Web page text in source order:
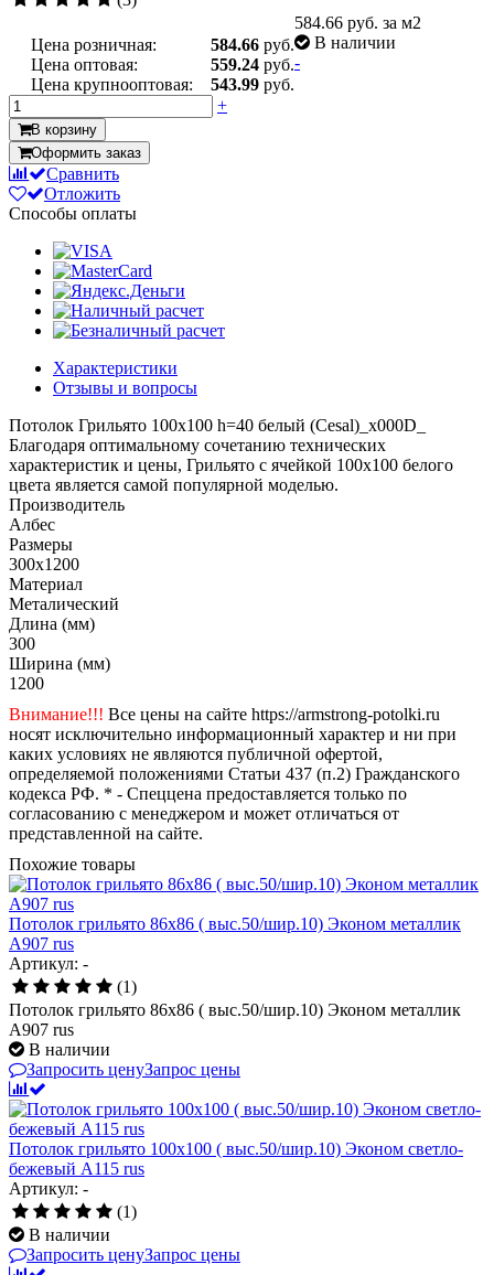
Цена розничная: 584.66 руб.
Цена оптовая:
559.24 руб.
Цена крупнооптовая:
543.99 руб.
584.66 руб. за м2
В наличии
-
+
В корзину
Оформить заказ
Сравнить
Отложить
Способы оплаты
Характеристики
Отзывы и вопросы
Потолок Грильято 100x100 h=40 белый (Cesal)_x000D_
Благодаря оптимальному сочетанию технических
характеристик и цены, Грильято с ячейкой 100х100 белого
цвета является самой популярной моделью.
Производитель
Албес
Размеры
300x1200
Материал
Металический
Длина (мм)
300
Ширина (мм)
1200
Внимание!!! Все цены на сайте https://armstrong-potolki.ru
носят исключительно информационный характер и ни при
каких условиях не являются публичной офертой,
определяемой положениями Статьи 437 (п.2) Гражданского
кодекса РФ. * - Спеццена предоставляется только по
согласованию с менеджером и может отличаться от
представленной на сайте.
Похожие товары
Потолок грильято 86х86 ( выс.50/шир.10) Эконом металлик
А907 rus
Артикул: -
(1)
Потолок грильято 86х86 ( выс.50/шир.10) Эконом металлик
А907 rus
В наличии
Запросить ценуЗапрос цены
Потолок грильято 100х100 ( выс.50/шир.10) Эконом светло-
бежевый А115 rus
Артикул: -
(1)
В наличии
Запросить ценуЗапрос цены